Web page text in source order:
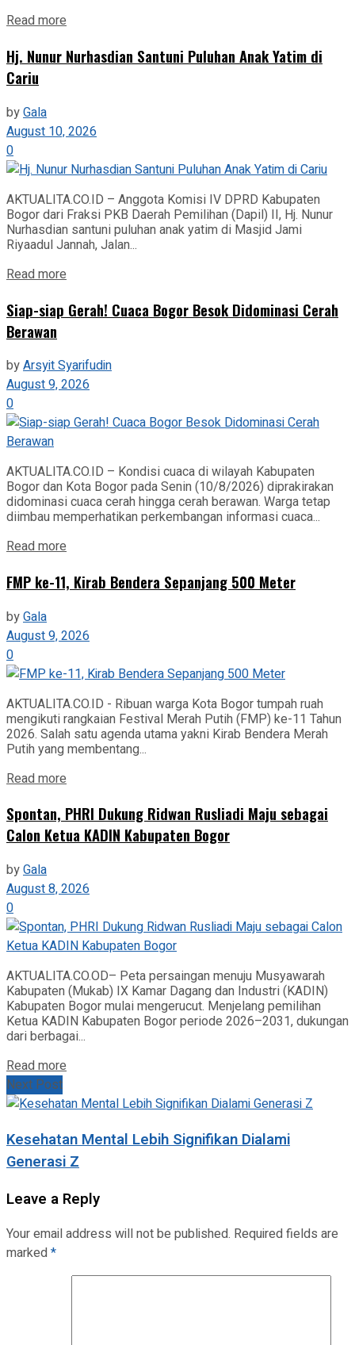
Read more
Hj. Nunur Nurhasdian Santuni Puluhan Anak Yatim di
Cariu
byGala
August 10, 2026
0
AKTUALITA.CO.ID – Anggota Komisi IV DPRD Kabupaten
Bogor dari Fraksi PKB Daerah Pemilihan (Dapil) II, Hj. Nunur
Nurhasdian santuni puluhan anak yatim di Masjid Jami
Riyaadul Jannah, Jalan...
Read more
‎Siap-siap Gerah! Cuaca Bogor Besok Didominasi Cerah
Berawan‎
byArsyit Syarifudin
August 9, 2026
0
AKTUALITA.CO.ID – Kondisi cuaca di wilayah Kabupaten
Bogor dan Kota Bogor pada Senin (10/8/2026) diprakirakan
didominasi cuaca cerah hingga cerah berawan. Warga tetap
diimbau memperhatikan perkembangan informasi cuaca...
Read more
FMP ke-11, Kirab Bendera Sepanjang 500 Meter
byGala
August 9, 2026
0
AKTUALITA.CO.ID - Ribuan warga Kota Bogor tumpah ruah
mengikuti rangkaian Festival Merah Putih (FMP) ke-11 Tahun
2026. Salah satu agenda utama yakni Kirab Bendera Merah
Putih yang membentang...
Read more
Spontan, PHRI Dukung Ridwan Rusliadi Maju sebagai
Calon Ketua KADIN Kabupaten Bogor
byGala
August 8, 2026
0
AKTUALITA.CO.OD– Peta persaingan menuju Musyawarah
Kabupaten (Mukab) IX Kamar Dagang dan Industri (KADIN)
Kabupaten Bogor mulai mengerucut. Menjelang pemilihan
Ketua KADIN Kabupaten Bogor periode 2026–2031, dukungan
dari berbagai...
Read more
Next Post
Kesehatan Mental Lebih Signifikan Dialami
Generasi Z
Leave a Reply
Your email address will not be published. Required fields are
marked*